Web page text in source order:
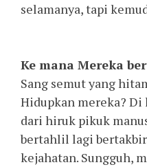
selamanya, tapi
Ke mana Mereka
Sang semut yang
Hidupkan mereka?
dari hiruk pikuk
bertahlil lagi
kejahatan. Sungguh,